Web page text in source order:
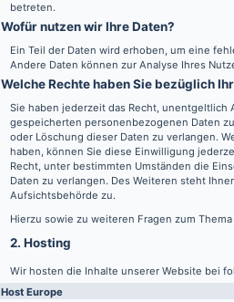
betreten.
Wofür nutzen wir Ihre Daten?
Ein Teil der Daten wird erhoben, um eine
Andere Daten können zur Analyse Ihres
Welche Rechte haben Sie bezüglich
Sie haben jederzeit das Recht,
gespeicherten personenbezogenen Daten
oder Löschung dieser Daten zu verlangen.
haben, können Sie diese Einwilligung
Recht, unter bestimmten Umständen die
Daten zu verlangen. Des Weiteren steht
Aufsichtsbehörde zu.
Hierzu sowie zu weiteren Fragen zum
2. Hosting
Wir hosten die Inhalte unserer Website bei
Host Europe